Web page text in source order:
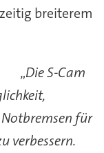
breiterem
„Die S-Cam
für
verbessern.